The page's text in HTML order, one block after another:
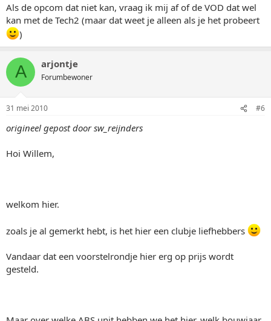
Als de opcom dat niet kan, vraag ik mij af of de VOD dat wel
kan met de Tech2 (maar dat weet je alleen als je het probeert
)
A arjontje
Forumbewoner
31 mei 2010 #6
origineel gepost door sw_reijnders
Hoi Willem,
welkom hier.
zoals je al gemerkt hebt, is het hier een clubje liefhebbers
Vandaar dat een voorstelrondje hier erg op prijs wordt
gesteld.